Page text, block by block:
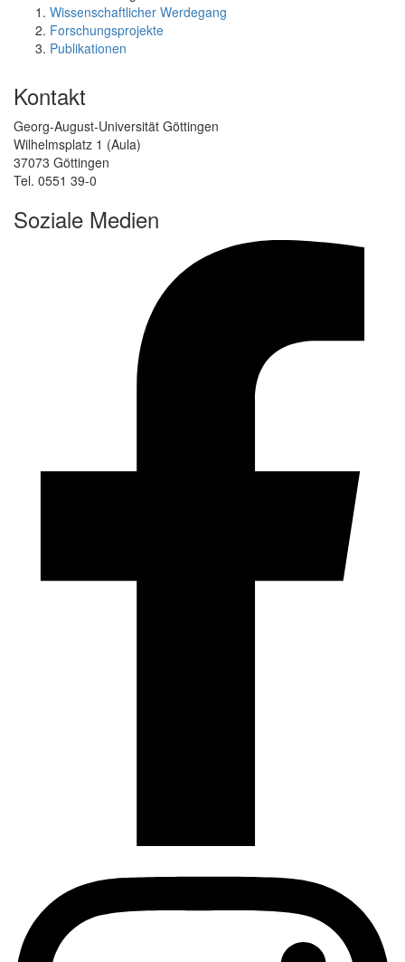
Wissenschaftlicher Werdegang
Forschungsprojekte
Publikationen
Kontakt
Georg-August-Universität Göttingen
Wilhelmsplatz 1 (Aula)
37073 Göttingen
Tel. 0551 39-0
Soziale Medien